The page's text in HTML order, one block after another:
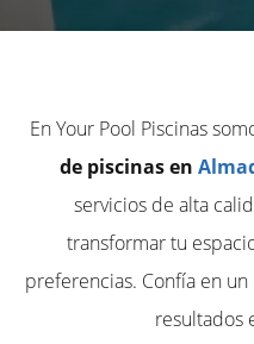
En Your Pool Piscinas
de piscinas en
servicios de alta
transformar tu
preferencias. Confía en
resultados